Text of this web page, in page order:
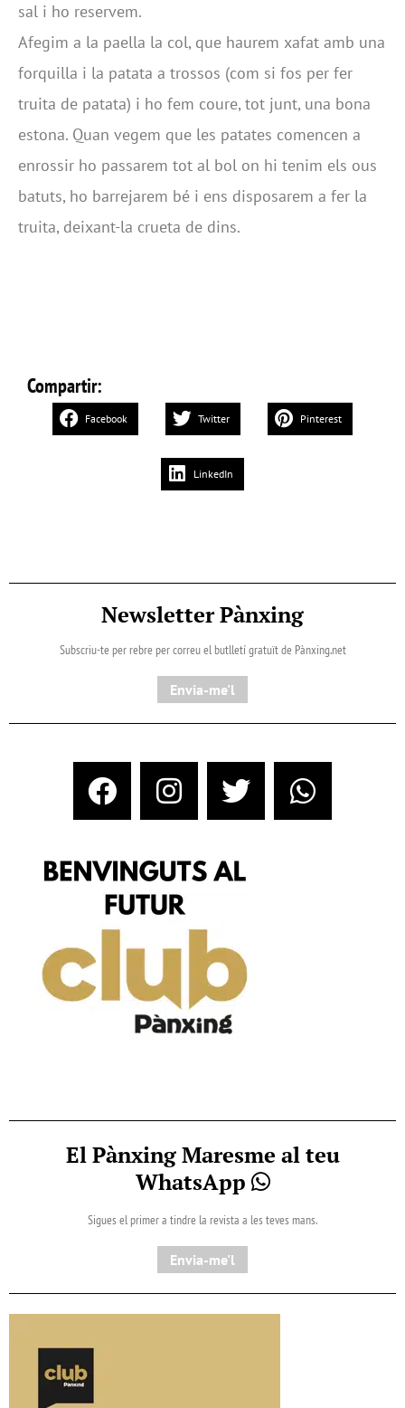
sal i ho reservem.
Afegim a la paella la col, que haurem xafat amb una
forquilla i la patata a trossos (com si fos per fer
truita de patata) i ho fem coure, tot junt, una bona
estona. Quan vegem que les patates comencen a
enrossir ho passarem tot al bol on hi tenim els ous
batuts, ho barrejarem bé i ens disposarem a fer la
truita, deixant-la crueta de dins.
Compartir:
Facebook Twitter Pinterest
LinkedIn
Newsletter Pànxing
Subscriu-te per rebre per correu el butlletí gratuït de Pànxing.net​
Envia-me'l
El Pànxing Maresme al teu
WhatsApp
Sigues el primer a tindre la revista a les teves mans.
Envia-me'l